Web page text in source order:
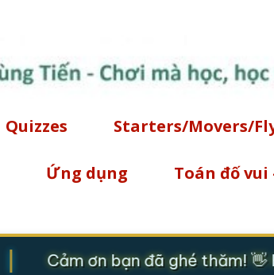
Quizzes Starters/Movers/
Ứng dụng Toán đố vui
Cảm ơn bạn đã ghé thăm! 👋